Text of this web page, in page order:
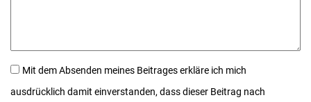
Mit dem Absenden meines Beitrages erkläre ich mich
ausdrücklich damit einverstanden, dass dieser Beitrag nach